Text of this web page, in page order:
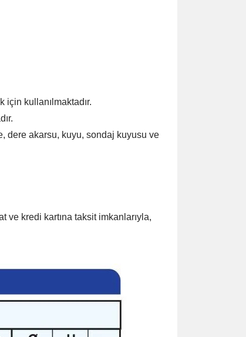
için kullanılmaktadır.
dere akarsu, kuyu, sondaj kuyusu ve
ve kredi kartına taksit imkanlarıyla,